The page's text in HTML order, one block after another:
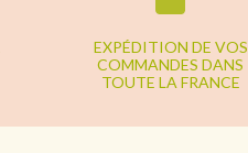
EXPÉDITION DE VOS
COMMANDES DANS
TOUTE LA FRANCE